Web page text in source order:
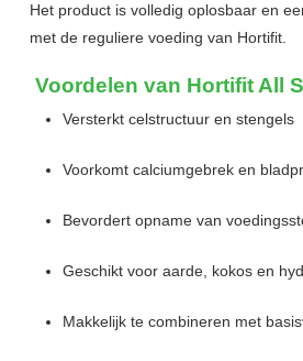
Het product is volledig oplosbaar en
met de reguliere voeding van Hortifit.
Voordelen van Hortifit All
Versterkt celstructuur en stengels
Voorkomt calciumgebrek en
Bevordert opname van
Geschikt voor aarde, kokos en
Makkelijk te combineren met